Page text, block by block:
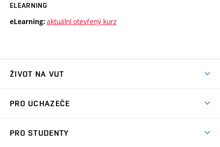
ELEARNING
eLearning: aktuální otevřený kurz
ŽIVOT NA VUT
Koleje
PRO UCHAZEČE
PRO STUDENTY